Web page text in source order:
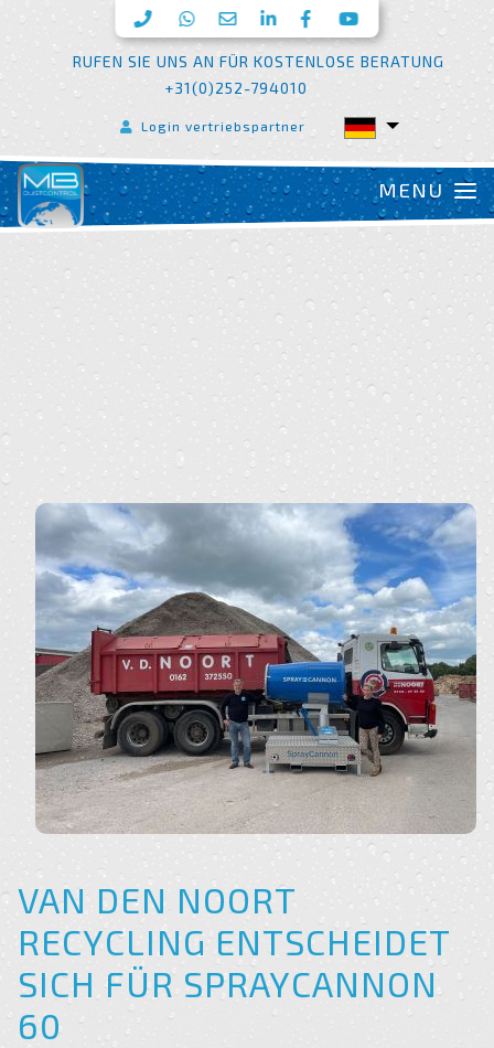
RUFEN SIE UNS AN FÜR KOSTENLOSE BERATUNG
+31(0)252-794010
Login vertriebspartner
VAN DEN NOORT
RECYCLING ENTSCHEIDET
SICH FÜR SPRAYCANNON
60